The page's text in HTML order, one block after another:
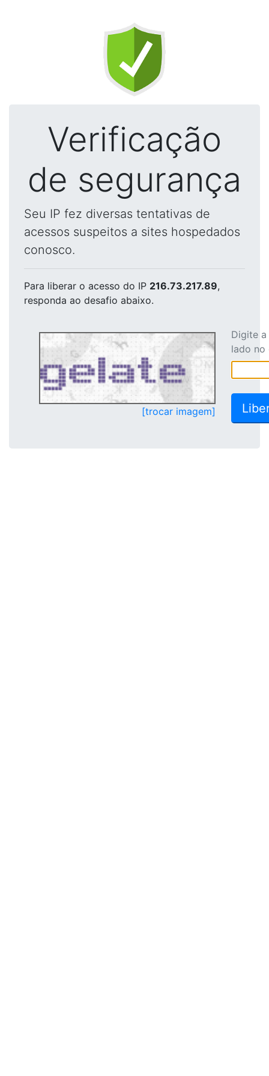
Verificação
de segurança
Seu IP fez diversas tentativas de
acessos suspeitos a sites hospedados
conosco.
Para liberar o acesso do IP 216.73.217.89,
responda ao desafio abaixo.
[trocar imagem]
Digite
lado no